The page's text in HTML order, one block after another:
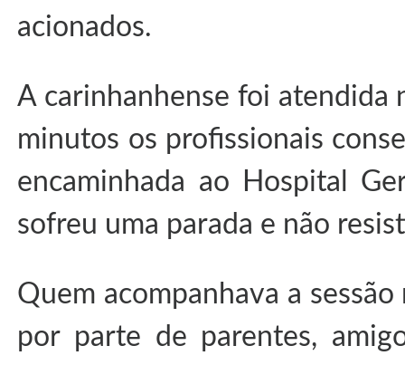
acionados.
A carinhanhense foi atendida
minutos os profissionais
encaminhada ao Hospital
sofreu uma parada e não
Quem acompanhava a
por parte de parentes,